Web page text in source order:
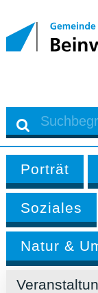
Porträt
Soziales
Natur &